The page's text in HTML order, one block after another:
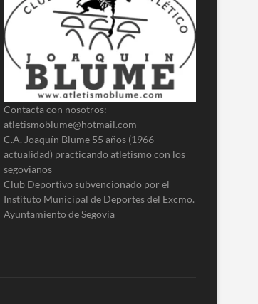
Contacta con nosotros:
atletismoblume@hotmail.com
C.A. Joaquín Blume 55 años (1966-
actualidad) practicando atletismo con los
segovianos
Club Deportivo subvencionado por el
Instituto Municipal de Deportes del Excmo.
Ayuntamiento de Segovia